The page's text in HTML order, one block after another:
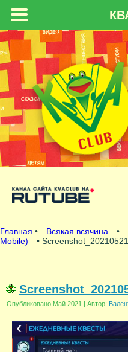
Главная • Всякая всячина •
Mobile)
•
Опубликовано Май 2021 | Автор: